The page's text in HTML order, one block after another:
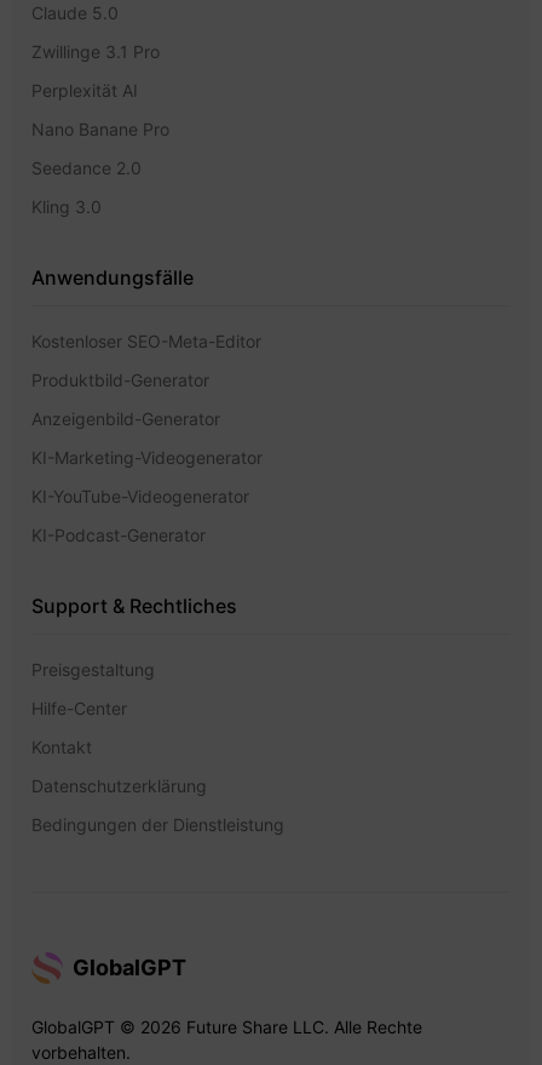
Claude 5.0
Zwillinge 3.1 Pro
Perplexität AI
Nano Banane Pro
Seedance 2.0
Kling 3.0
Anwendungsfälle
Kostenloser SEO-Meta-Editor
Produktbild-Generator
Anzeigenbild-Generator
KI-Marketing-Videogenerator
KI-YouTube-Videogenerator
KI-Podcast-Generator
Support & Rechtliches
Preisgestaltung
Hilfe-Center
Kontakt
Datenschutzerklärung
Bedingungen der Dienstleistung
GlobalGPT
GlobalGPT © 2026 Future Share LLC. Alle Rechte
vorbehalten.